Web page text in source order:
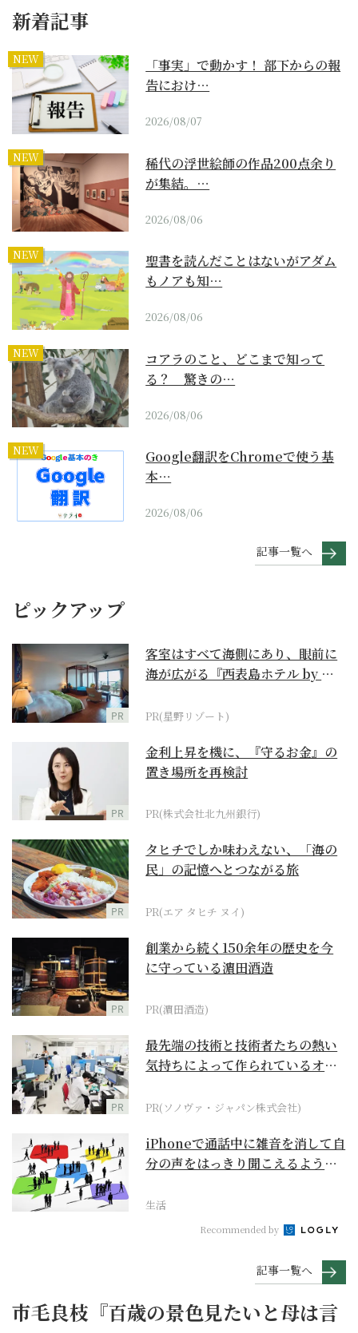
新着記事
NEW
「事実」で動かす！ 部下からの報
告におけ…
2026/08/07
NEW
稀代の浮世絵師の作品200点余り
が集結。…
2026/08/06
NEW
聖書を読んだことはないがアダム
もノアも知…
2026/08/06
NEW
コアラのこと、どこまで知って
る？ 驚きの…
2026/08/06
NEW
Google翻訳をChromeで使う基
本…
2026/08/06
記事一覧へ
ピックアップ
PR
客室はすべて海側にあり、眼前に
海が広がる『西表島ホテル by 星
PR(星野リゾート)
PR
金利上昇を機に、『守るお金』の
置き場所を再検討
PR(株式会社北九州銀行)
PR
タヒチでしか味わえない、「海の
民」の記憶へとつながる旅
PR(エア タヒチ ヌイ)
PR
創業から続く150余年の歴史を今
に守っている濵田酒造
PR(濵田酒造)
PR
最先端の技術と技術者たちの熱い
気持ちによって作られているオー
PR(ソノヴァ・ジャパン株式会社)
iPhoneで通話中に雑音を消して自
分の声をはっきり聞こえるように
生活
Recommended by
記事一覧へ
市毛良枝『百歳の景色見たいと母は言